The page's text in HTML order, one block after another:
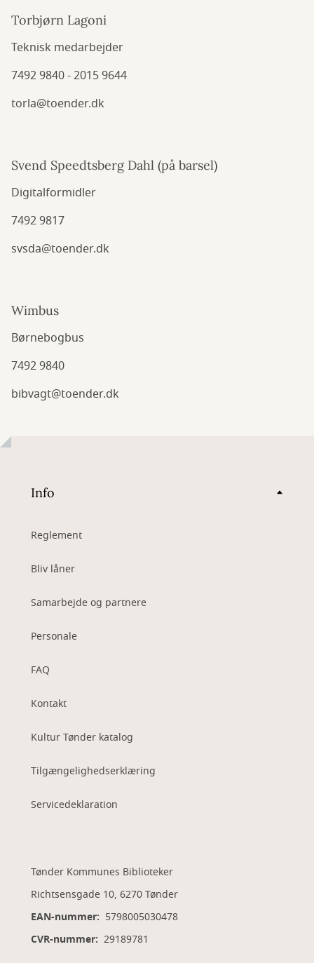
Torbjørn Lagoni
Teknisk medarbejder
7492 9840 - 2015 9644
torla@toender.dk
Svend Speedtsberg Dahl (på barsel)
Digitalformidler
7492 9817
svsda@toender.dk
Wimbus
Børnebogbus
7492 9840
bibvagt@toender.dk
Info
Reglement
Bliv låner
Samarbejde og partnere
Personale
FAQ
Kontakt
Kultur Tønder katalog
Tilgængelighedserklæring
Servicedeklaration
Tønder Kommunes Biblioteker
Richtsensgade 10, 6270 Tønder
EAN-nummer: 5798005030478
CVR-nummer: 29189781